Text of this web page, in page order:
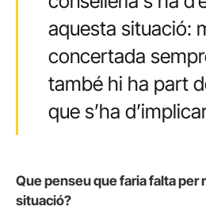
aquesta situació:
concertada
també hi ha part
que s’ha
Que penseu que faria falta per
situació?